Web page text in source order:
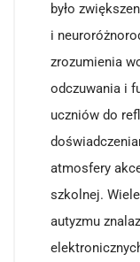
było
i
zrozumienia
odczuwania i
uczniów do
atmosfery
szkolnej.
autyzmu